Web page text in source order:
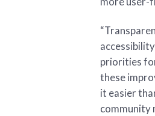
priorities
these
it easier
community